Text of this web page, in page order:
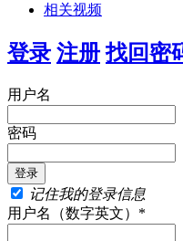
相关视频
登录 注册 找回密
用户名
密码
记住我的登录信息
用户名（数字英文）*